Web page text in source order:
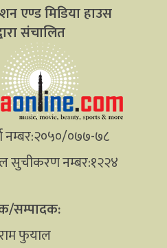
एण्ड मिडिया हाउस
संचालित
नम्बर:२०५०/०७७-७८
सुचीकरण नम्बर:१२२४
सम्पादक:
फुयाल